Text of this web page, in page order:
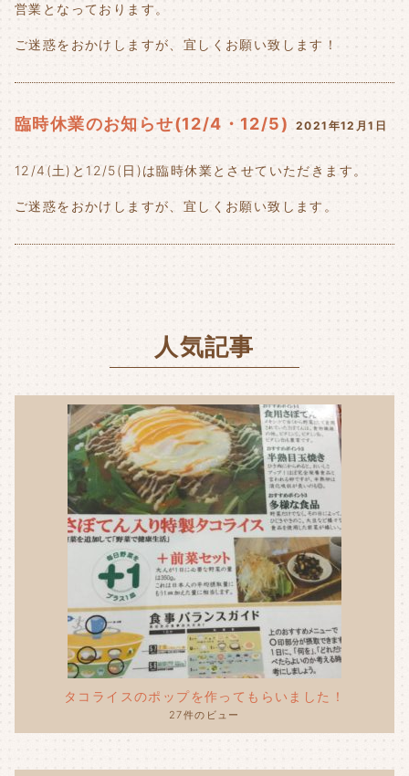
営業となっております。
ご迷惑をおかけしますが、宜しくお願い致します！
臨時休業のお知らせ(12/4・12/5) 2021年12月1日
12/4(土)と12/5(日)は臨時休業とさせていただきます。
ご迷惑をおかけしますが、宜しくお願い致します。
人気記事
タコライスのポップを作ってもらいました！
27件のビュー